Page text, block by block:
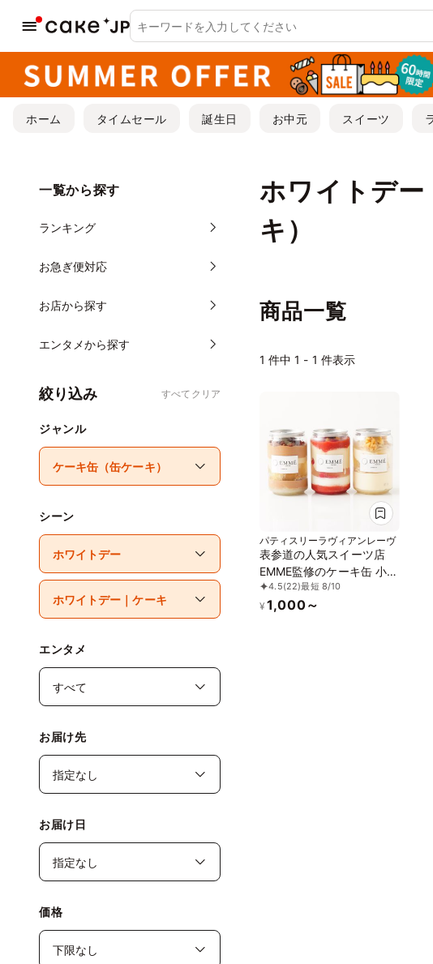
ホーム タイムセール 誕生日 お中元 スイーツ
ホワイトデ
キ）
一覧から探す
ランキング
お急ぎ便対応
お店から探す
エンタメから探す
絞り込み すべてクリア
ジャンル
シーン
エンタメ
お届け先
お届け日
価格
商品一覧
1 件中 1 - 1 件表示
パティスリーラヴィアンレーヴ
表参道の人気スイーツ店
EMME監修のケーキ缶 小サ
イズ250ml 3缶入 （薔薇と
イチゴ缶、モンブラン缶、
4.5(22)最短 8/10
¥ 1,000～